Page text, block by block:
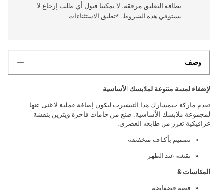
بطاقة التعليق مرفقة. لا يمكننا قبول أي طلب إرجاع لا
يستوفي هذه الشروط. *تطبق الاستثناءات
وصف
لإضفاء لمسة متنوعة لملابسك الأساسية
تقدم ماركة جيمشارك هذا التيشيرت ليكون إضافة عملية لا غنى عنها
لمجموعة ملابسك الأساسية. صنع من خامات فاخرة ويتزين بنقشة
غرافيكية تعزز من طابعه العصري.
تصميم بأكتاف منخفضة
نقشة عند الظهر
المقاسات &
قصة فضفاضة